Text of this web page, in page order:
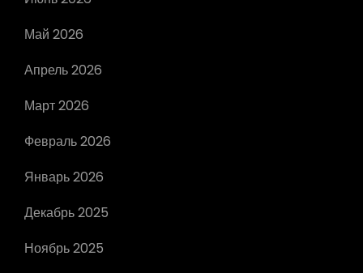
Май 2026
Апрель 2026
Март 2026
Февраль 2026
Январь 2026
Декабрь 2025
Ноябрь 2025